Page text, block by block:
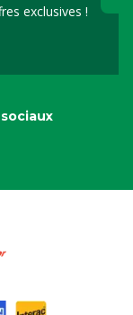
exclusives !